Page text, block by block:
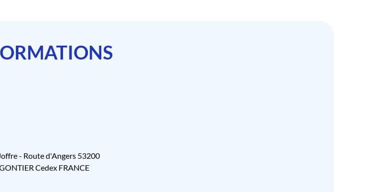
- Route d'Angers 53200
Cedex FRANCE